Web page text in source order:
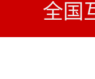
全国